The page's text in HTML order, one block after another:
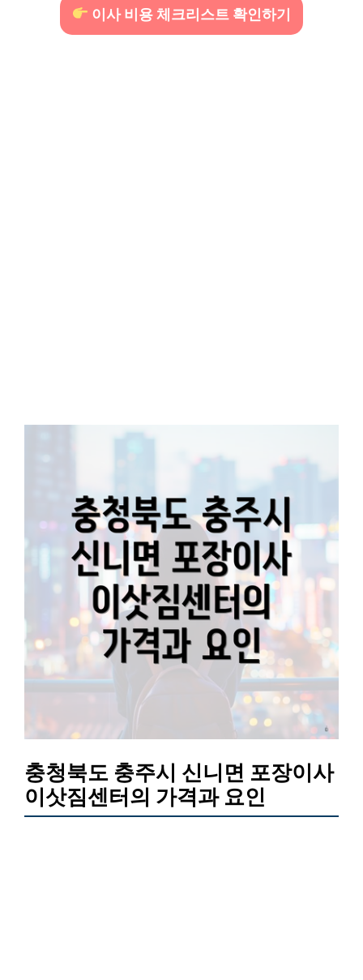
이사 비용 체크리스트 확인하기
충청북도 충주시 신니면 포장이사
이삿짐센터의 가격과 요인